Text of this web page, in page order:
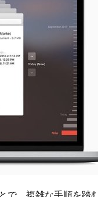
で、複雑な手順を踏